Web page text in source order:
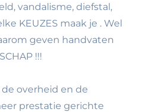
vandalisme, diefstal,
KEUZES maak je . Wel
geven handvaten
!!!
overheid en de
prestatie gerichte